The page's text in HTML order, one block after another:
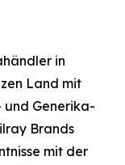
in
Land mit
und Generika-
Brands
mit der